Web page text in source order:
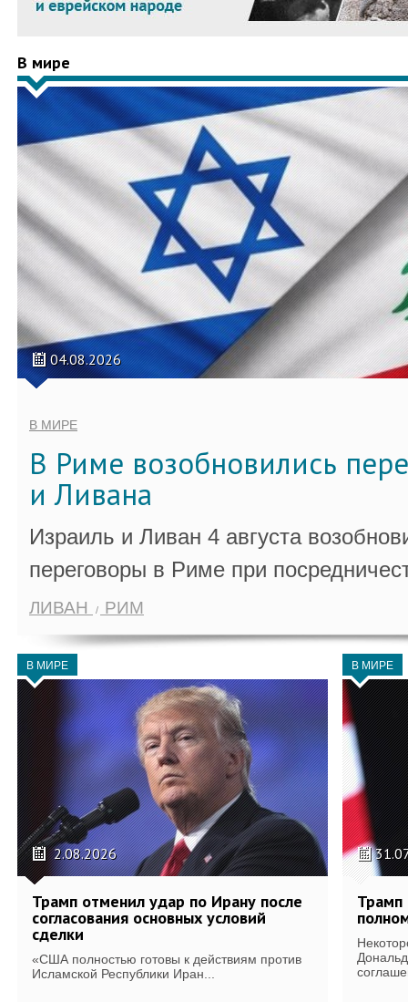
В мире
04.08.2026
В МИРЕ
В Риме возобновились
и Ливана
Израиль и Ливан 4 августа
переговоры в Риме при
ЛИВАН РИМ
В МИРЕ
2.08.2026
Трамп отменил удар по Ирану после
согласования основных условий
сделки
«США полностью готовы к действиям против
Исламской Республики Иран...
В МИРЕ
Трамп